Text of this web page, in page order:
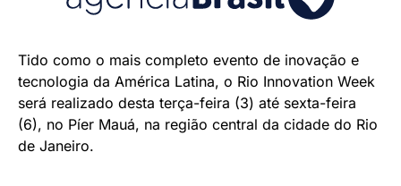
Tido como o mais completo evento de inovação e
tecnologia da América Latina, o Rio Innovation Week
será realizado desta terça-feira (3) até sexta-feira
(6), no Píer Mauá, na região central da cidade do Rio
de Janeiro.